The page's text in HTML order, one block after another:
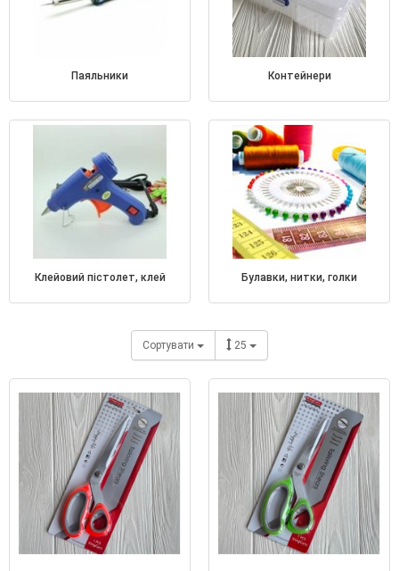
паяльники контейнери
клейовий пістолет, клей булавки, нитки, голки
Сортувати 25